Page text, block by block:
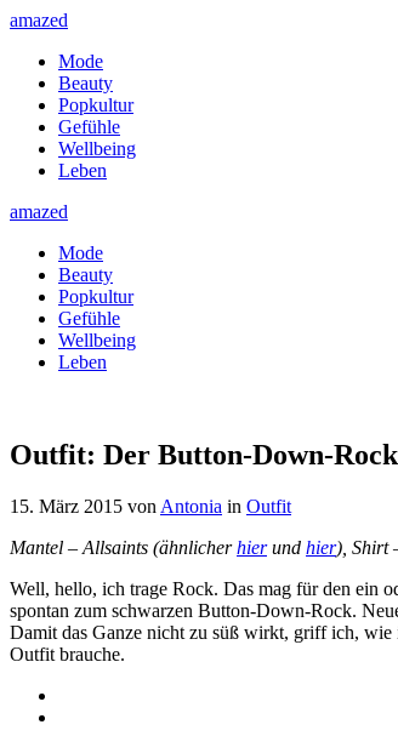
amazed
Mode
Beauty
Popkultur
Gefühle
Wellbeing
Leben
amazed
Mode
Beauty
Popkultur
Gefühle
Wellbeing
Leben
Outfit: Der Button-Down-Rock
15. März 2015 von Antonia in Outfit
Mantel – Allsaints (ähnlicherhierund hier), Shirt
Well, hello, ich trage Rock. Das mag für den ein
spontan zum schwarzen Button-Down-Rock.
Damit das Ganze nicht zu süß wirkt, griff ich, wie
Outfit brauche.